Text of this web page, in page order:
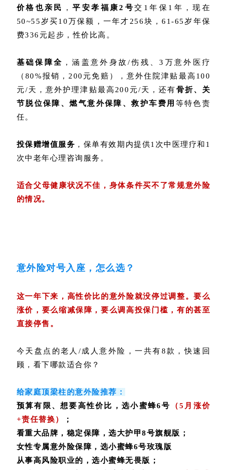
价格也亲民 ，平安孝福康2号交1年保1年，现在
50~55岁买10万保额，一年才256块，61-65岁年保
费336元起步，性价比高。
基础保障全 ，涵盖意外身故/伤残、3万意外医疗
（80%报销，200元免赔），意外住院津贴最高100
元/天，意外护理津贴最高200元/天，还有骨折、关
节脱位保障、燃气意外保障、救护车费用 等特色责
任。
投保赠增值服务 ，保单有效期内提供1次中医理疗和1
次中老年心理咨询服务。
适合父母健康状况不佳，身体条件买不了常规意外险
的情况。
意外险对号入座，怎么选？
这一年下来，高性价比的意外险就没停过调整。要么
涨价，要么缩减保障，要么调高投保门槛，有的甚至
直接停售。
今天盘点的老人/成人意外险，一共有8款，快速回
顾，看下哪款适合你？
给家庭顶梁柱的意外险推荐：
预算有限、想要高性价比，选小蜜蜂6号
（5月涨价
+责任替换）
；
看重大品牌，稳定保障，选大护甲8号旗舰版 ；
女性专属意外险保障，选小蜜蜂6号玫瑰版
从事高风险职业的，选小蜜蜂无畏版；